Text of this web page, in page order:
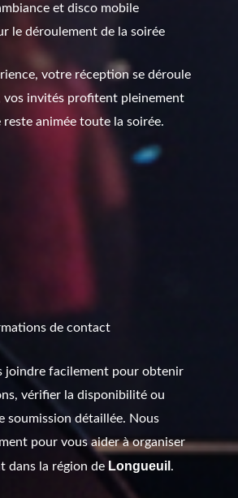
et disco mobile
le déroulement de la soirée
votre réception se déroule
invités profitent pleinement
animée toute la soirée.
de contact
joindre facilement pour obtenir
vérifier la disponibilité ou
soumission détaillée. Nous
pour vous aider à organiser
dans la région de Longueuil .